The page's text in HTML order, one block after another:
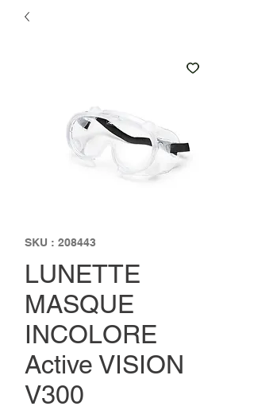
SKU : 208443
LUNETTE
MASQUE
INCOLORE
Active VISION
V300